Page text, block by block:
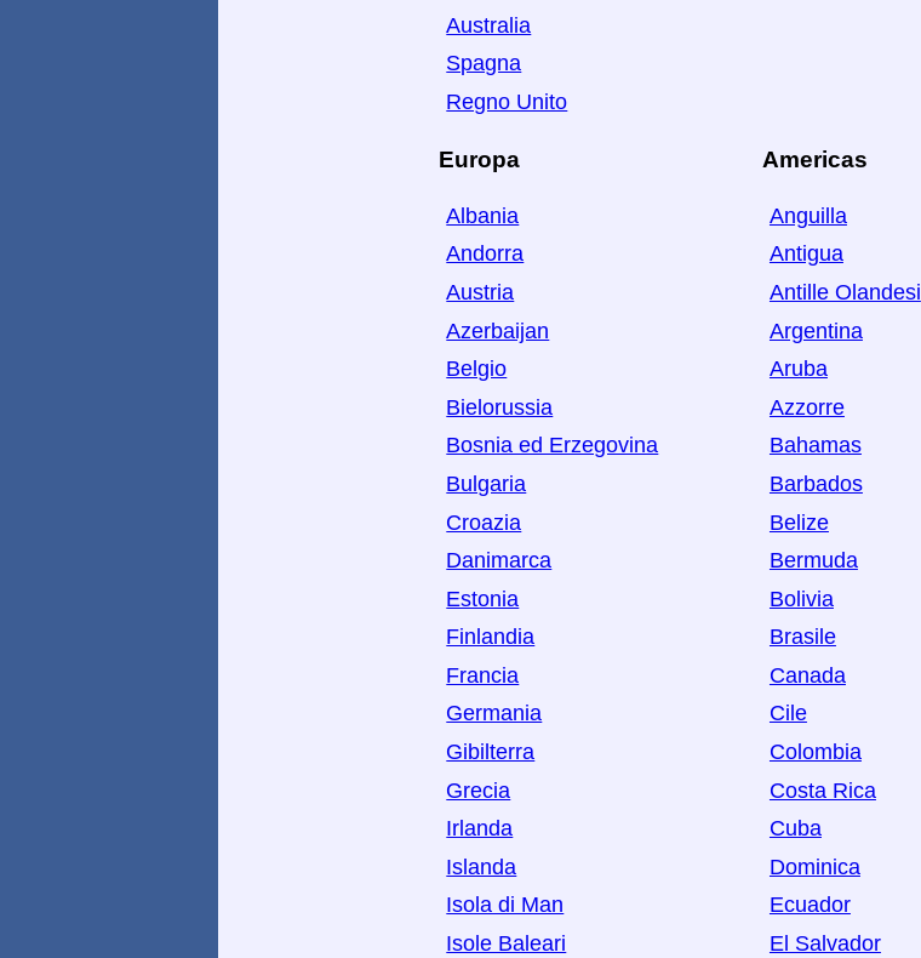
Australia
Spagna
Regno Unito
Europa
Albania
Andorra
Austria
Azerbaijan
Belgio
Bielorussia
Bosnia ed Erzegovina
Bulgaria
Croazia
Danimarca
Estonia
Finlandia
Francia
Germania
Gibilterra
Grecia
Irlanda
Islanda
Isola di Man
Isole Baleari
Americas
Anguilla
Antigua
Antille Olandesi
Argentina
Aruba
Azzorre
Bahamas
Barbados
Belize
Bermuda
Bolivia
Brasile
Canada
Cile
Colombia
Costa Rica
Cuba
Dominica
Ecuador
El Salvador